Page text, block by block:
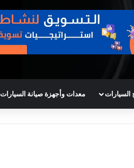
معدات وأجهزة صيانة السيارات